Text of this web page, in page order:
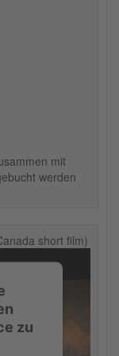
mit
werden
short film)
zu